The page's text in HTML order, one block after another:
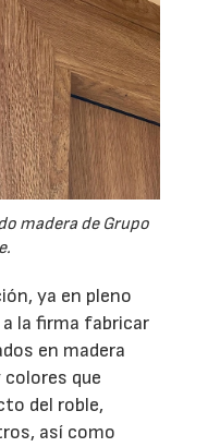
madera de Grupo
ya en pleno
la firma fabricar
en madera
que
del roble,
así como